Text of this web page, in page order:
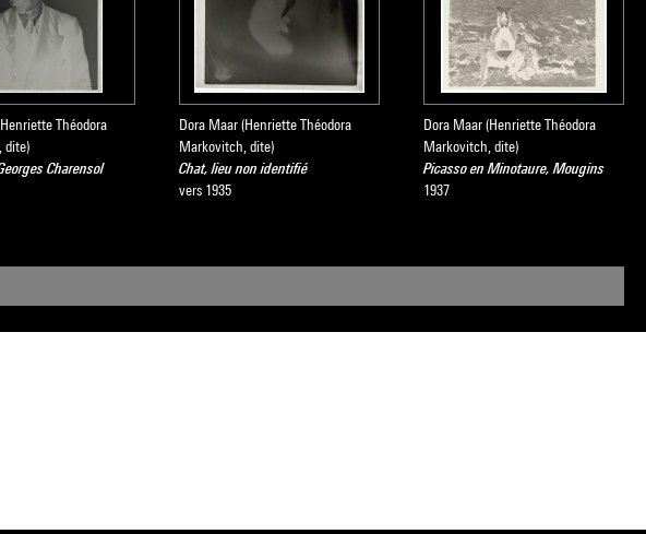
Théodora
dite)
Charensol
Dora Maar (Henriette Théodora
Markovitch, dite)
Chat, lieu non identifié
vers 1935
Dora Maar (Henriette Théodora
Markovitch, dite)
Picasso en Minotaure, Mougins
1937